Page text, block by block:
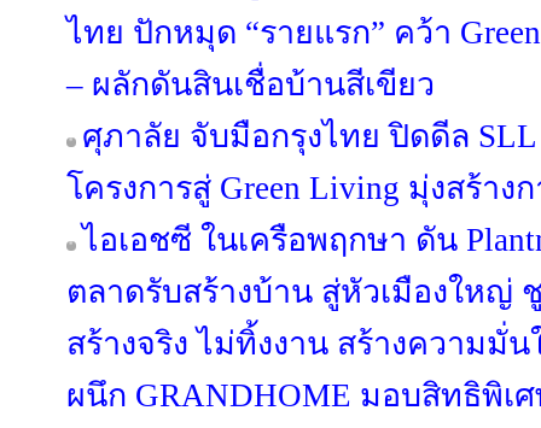
ไทย ปักหมุด “รายแรก” คว้า
– ผลักดันสินเชื่อบ้านสีเขียว
ศุภาลัย จับมือกรุงไทย ปิดดีล
โครงการสู่ Green Living มุ่งสร้าง
ไอเอชซี ในเครือพฤกษา ดัน
ตลาดรับสร้างบ้าน สู่หัวเมืองใหญ่
สร้างจริง ไม่ทิ้งงาน สร้างความมั่
ผนึก GRANDHOME มอบสิทธิพิเ